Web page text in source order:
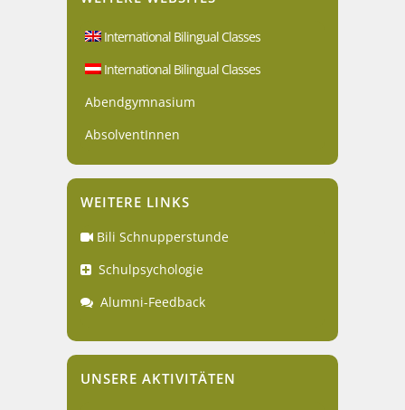
International Bilingual Classes
International Bilingual Classes
Abendgymnasium
AbsolventInnen
WEITERE LINKS
Bili Schnupperstunde
Schulpsychologie
Alumni-Feedback
UNSERE AKTIVITÄTEN